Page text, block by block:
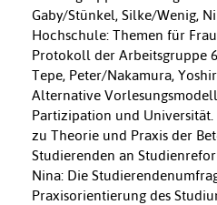
Gaby/Stünkel, Silke/Wenig,
Hochschule: Themen für
Protokoll der Arbeitsgruppe
Tepe, Peter/Nakamura,
Alternative
Partizipation und
zu Theorie und Praxis der
Studierenden an
Nina: Die
Praxisorientierung des